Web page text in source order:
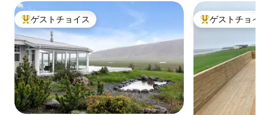
大好評のゲストチョイスです。
ゲストチョイス 大好評のゲスト
ゲストチョイス